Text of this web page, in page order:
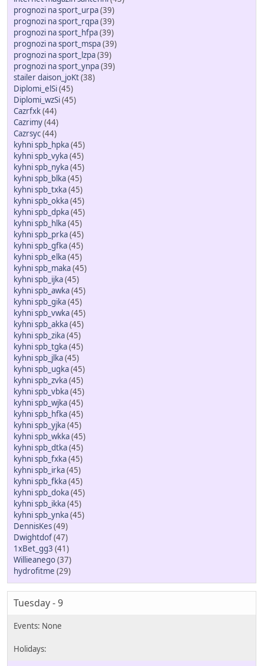
prognozi na sport_urpa(39)
prognozi na sport_rqpa(39)
prognozi na sport_hfpa(39)
prognozi na sport_mspa(39)
prognozi na sport_lzpa(39)
prognozi na sport_ynpa(39)
stailer daison_joKt(38)
Diplomi_elSi(45)
Diplomi_wzSi(45)
Cazrfxk(44)
Cazrimy(44)
Cazrsyc(44)
kyhni spb_hpka(45)
kyhni spb_vyka(45)
kyhni spb_nyka(45)
kyhni spb_blka(45)
kyhni spb_txka(45)
kyhni spb_okka(45)
kyhni spb_dpka(45)
kyhni spb_hlka(45)
kyhni spb_prka(45)
kyhni spb_gfka(45)
kyhni spb_elka(45)
kyhni spb_maka(45)
kyhni spb_ijka(45)
kyhni spb_awka(45)
kyhni spb_gika(45)
kyhni spb_vwka(45)
kyhni spb_akka(45)
kyhni spb_zika(45)
kyhni spb_tgka(45)
kyhni spb_jlka(45)
kyhni spb_ugka(45)
kyhni spb_zvka(45)
kyhni spb_vbka(45)
kyhni spb_wjka(45)
kyhni spb_hfka(45)
kyhni spb_yjka(45)
kyhni spb_wkka(45)
kyhni spb_dtka(45)
kyhni spb_fxka(45)
kyhni spb_irka(45)
kyhni spb_fkka(45)
kyhni spb_doka(45)
kyhni spb_ikka(45)
kyhni spb_ynka(45)
DennisKes(49)
Dwightdof(47)
1xBet_gg3 (41)
Willieanego(37)
hydrofitme (29)
Tuesday - 9